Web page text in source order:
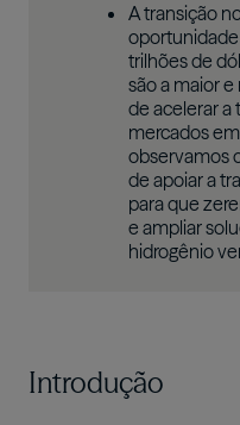
A transição
trilhões de
são a maior
de acelerar a
mercados
observamos
de apoiar a
para que
e ampliar
hidrogênio
Introdução